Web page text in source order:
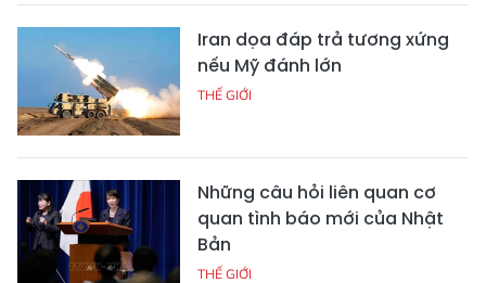
Iran dọa đáp trả tương xứng
nếu Mỹ đánh lớn
THẾ GIỚI
Những câu hỏi liên quan cơ
quan tình báo mới của Nhật
Bản
THẾ GIỚI